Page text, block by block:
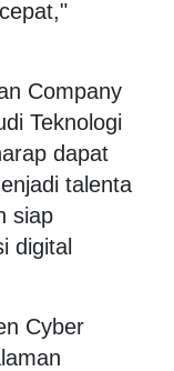
Company
Teknologi
dapat
talenta
siap
digital
Cyber